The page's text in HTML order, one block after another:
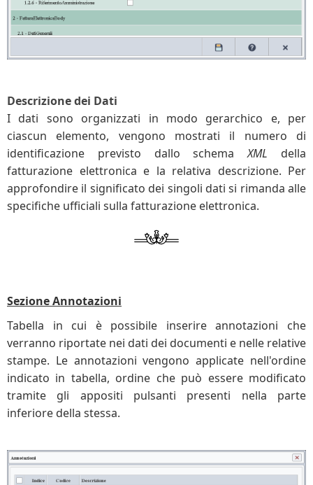
Descrizione dei Dati
I dati sono organizzati in modo gerarchico e, per
ciascun elemento, vengono mostrati il numero di
identificazione previsto dallo schemaXML della
fatturazione elettronica e la relativa descrizione. Per
approfondire il significato dei singoli dati si rimanda alle
specifiche ufficiali sulla fatturazione elettronica.
Sezione Annotazioni
Tabella in cui è possibile inserire annotazioni che
verranno riportate nei dati dei documenti e nelle relative
stampe. Le annotazioni vengono applicate nell'ordine
indicato in tabella, ordine che può essere modificato
tramite gli appositi pulsanti presenti nella parte
inferiore della stessa.